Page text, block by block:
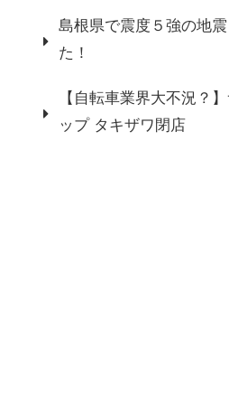
島根県で震度５強の地
た！
【自転車業界大不況？
ップ タキザワ閉店